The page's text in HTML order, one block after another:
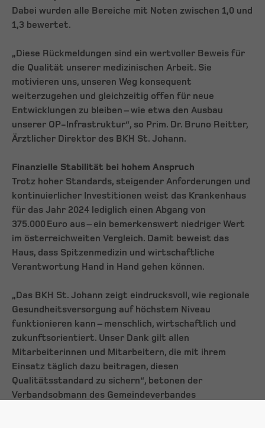
Dabei wurden alle Bereiche mit Noten zwischen 1,0 und
1,3 bewertet.
„Diese Rückmeldungen sind ein wertvoller Beweis für
die Qualität unserer medizinischen Arbeit. Sie
motivieren uns, unseren Weg konsequent
weiterzugehen und gleichzeitig offen für neue
Entwicklungen zu bleiben – wie etwa den Ausbau
unserer OP-Infrastruktur“, so Prim. Dr. Bruno Reitter,
Ärztlicher Direktor des BKH St. Johann.
Finanzielle Stabilität bei hohem Anspruch
Trotz hoher Standards, steigender Anforderungen und
kontinuierlicher Investitionen weist das Krankenhaus
für das Jahr 2024 lediglich einen Abgang von
375.000 Euro aus – ein bemerkenswert niedriger Wert
im österreichweiten Vergleich. Damit beweist das
Haus, dass Spitzenmedizin und wirtschaftliche
Verantwortung Hand in Hand gehen können.
„Das BKH St. Johann zeigt eindrucksvoll, wie regionale
Gesundheitsversorgung auf höchstem Niveau
funktionieren kann – menschlich, wirtschaftlich und
zukunftsorientiert. Unser Dank gilt allen
Mitarbeiterinnen und Mitarbeitern, die mit ihrem
Einsatz täglich dazu beitragen, diesen
Qualitätsstandard zu sichern“, betonen der
Verbandsobmann des Gemeindeverbandes